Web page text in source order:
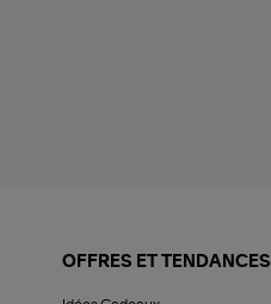
OFFRES ET TENDANCES